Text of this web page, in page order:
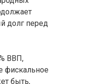
долг перед
ВВП,
фискальное
быть,